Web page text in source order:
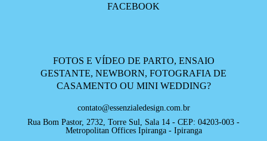
FACEBOOK
FOTOS E VÍDEO DE PARTO, ENSAIO
GESTANTE, NEWBORN, FOTOGRAFIA DE
CASAMENTO OU MINI WEDDING?
contato@essenzialedesign.com.br
Rua Bom Pastor, 2732, Torre Sul, Sala 14 - CEP: 04203-003 -
Metropolitan Offices Ipiranga - Ipiranga